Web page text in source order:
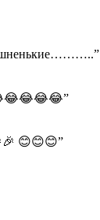
”
”
😊😊😊”